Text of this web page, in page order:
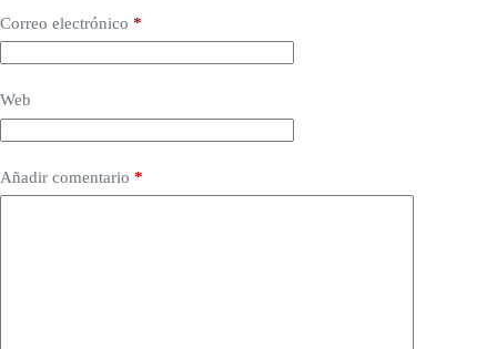
Correo electrónico *
Web
Añadir comentario *